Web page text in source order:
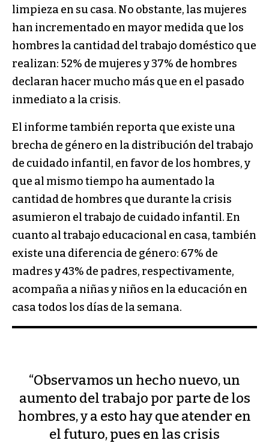
limpieza en su casa. No obstante, las mujeres
han incrementado en mayor medida que los
hombres la cantidad del trabajo doméstico que
realizan: 52% de mujeres y 37% de hombres
declaran hacer mucho más que en el pasado
inmediato a la crisis.
El informe también reporta que existe una
brecha de género en la distribución del trabajo
de cuidado infantil, en favor de los hombres, y
que al mismo tiempo ha aumentado la
cantidad de hombres que durante la crisis
asumieron el trabajo de cuidado infantil. En
cuanto al trabajo educacional en casa, también
existe una diferencia de género: 67% de
madres y 43% de padres, respectivamente,
acompaña a niñas y niños en la educación en
casa todos los días de la semana.
“Observamos un hecho nuevo, un
aumento del trabajo por parte de los
hombres, y a esto hay que atender en
el futuro, pues en las crisis